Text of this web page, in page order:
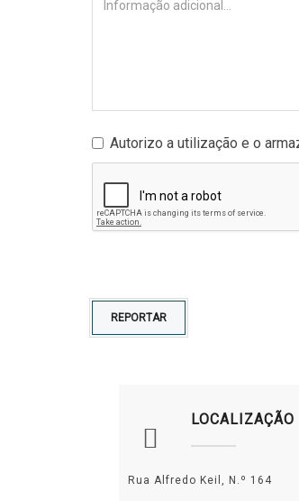
Autorizo a utilização e o
REPORTAR
LOCALIZAÇÃO
Rua Alfredo Keil, N.º 164